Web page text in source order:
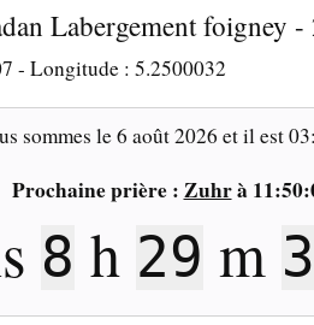
Labergement foigney
- Longitude : 5.2500032
sommes le6 août 2026 et il est
Prochaine prière : Zuhrà
8 h 29 m